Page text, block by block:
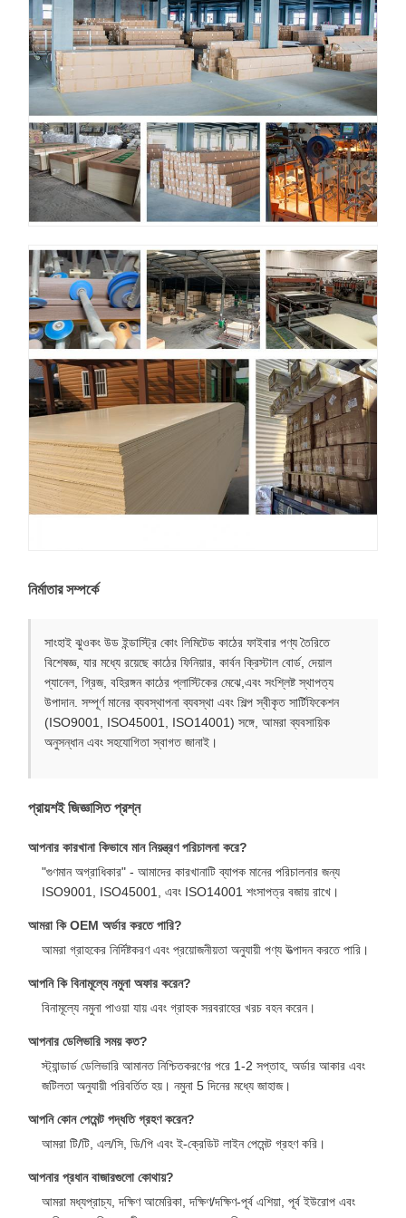
নির্মাতার সম্পর্কে
সাংহাই ঝুওকং উড ইন্ডাস্ট্রি কোং লিমিটেড কাঠের ফাইবার পণ্য তৈরিতে
বিশেষজ্ঞ, যার মধ্যে রয়েছে কাঠের ফিনিয়ার, কার্বন ক্রিস্টাল বোর্ড, দেয়াল
প্যানেল, গ্রিজ, বহিরঙ্গন কাঠের প্লাস্টিকের মেঝে,এবং সংশ্লিষ্ট স্থাপত্য
উপাদান. সম্পূর্ণ মানের ব্যবস্থাপনা ব্যবস্থা এবং শিল্প স্বীকৃত সার্টিফিকেশন
(ISO9001, ISO45001, ISO14001) সঙ্গে, আমরা ব্যবসায়িক
অনুসন্ধান এবং সহযোগিতা স্বাগত জানাই।
প্রায়শই জিজ্ঞাসিত প্রশ্ন
আপনার কারখানা কিভাবে মান নিয়ন্ত্রণ পরিচালনা করে?
"গুণমান অগ্রাধিকার" - আমাদের কারখানাটি ব্যাপক মানের পরিচালনার জন্য
ISO9001, ISO45001, এবং ISO14001 শংসাপত্র বজায় রাখে।
আমরা কি OEM অর্ডার করতে পারি?
আমরা গ্রাহকের নির্দিষ্টকরণ এবং প্রয়োজনীয়তা অনুযায়ী পণ্য উত্পাদন করতে পারি।
আপনি কি বিনামূল্যে নমুনা অফার করেন?
বিনামূল্যে নমুনা পাওয়া যায় এবং গ্রাহক সরবরাহের খরচ বহন করেন।
আপনার ডেলিভারি সময় কত?
স্ট্যান্ডার্ড ডেলিভারি আমানত নিশ্চিতকরণের পরে 1-2 সপ্তাহ, অর্ডার আকার এবং
জটিলতা অনুযায়ী পরিবর্তিত হয়। নমুনা 5 দিনের মধ্যে জাহাজ।
আপনি কোন পেমেন্ট পদ্ধতি গ্রহণ করেন?
আমরা টি/টি, এল/সি, ডি/পি এবং ই-ক্রেডিট লাইন পেমেন্ট গ্রহণ করি।
আপনার প্রধান বাজারগুলো কোথায়?
আমরা মধ্যপ্রাচ্য, দক্ষিণ আমেরিকা, দক্ষিণ/দক্ষিণ-পূর্ব এশিয়া, পূর্ব ইউরোপ এবং